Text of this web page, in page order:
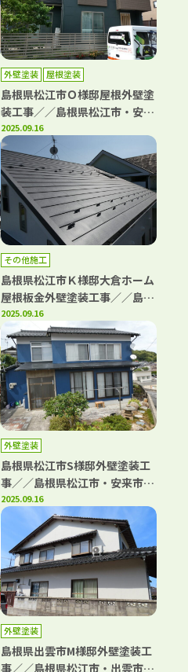
外壁塗装 屋根塗装
島根県松江市Ｏ様邸屋根外壁塗
装工事／／島根県松江市・安来
市・出雲市・大田市・雲南市
鳥取県米子市・境港市の「きじ
ま塗装」
2025.09.16
その他施工
島根県松江市Ｋ様邸大倉ホーム
屋根板金外壁塗装工事／／島根
県松江市・安来市・出雲市・大
田市・雲南市 鳥取県米子市・
境港市の「きじま塗装」
2025.09.16
外壁塗装
島根県松江市S様邸外壁塗装工
事／／島根県松江市・安来市・
出雲市・大田市・雲南市 鳥取
県米子市・境港市の「きじま塗
2025.09.16
外壁塗装
島根県出雲市M様邸外壁塗装工
事／／島根県松江市・出雲市・